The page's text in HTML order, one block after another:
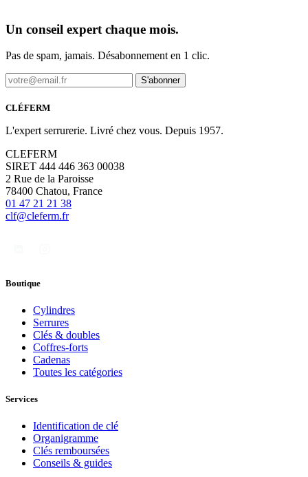
Un conseil expert chaque mois.
Pas de spam, jamais. Désabonnement en 1 clic.
S'abonner
CLÉFERM
L'expert serrurerie. Livré chez vous. Depuis 1957.
CLEFERM
SIRET 444 446 363 00038
2 Rue de la Paroisse
78400 Chatou, France
01 47 21 21 38
clf@cleferm.fr
Boutique
Cylindres
Serrures
Clés & doubles
Coffres-forts
Cadenas
Toutes les catégories
Services
Identification de clé
Organigramme
Clés remboursées
Conseils & guides